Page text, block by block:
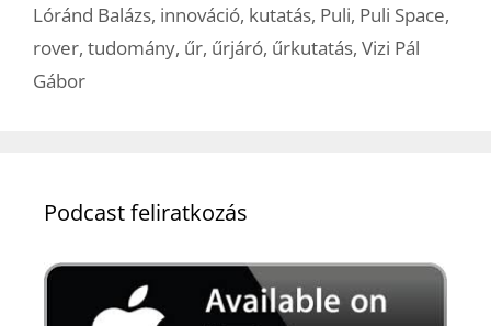
Lóránd Balázs, innováció, kutatás, Puli, Puli Space,
rover, tudomány, űr, űrjáró, űrkutatás, Vizi Pál
Gábor
Podcast feliratkozás